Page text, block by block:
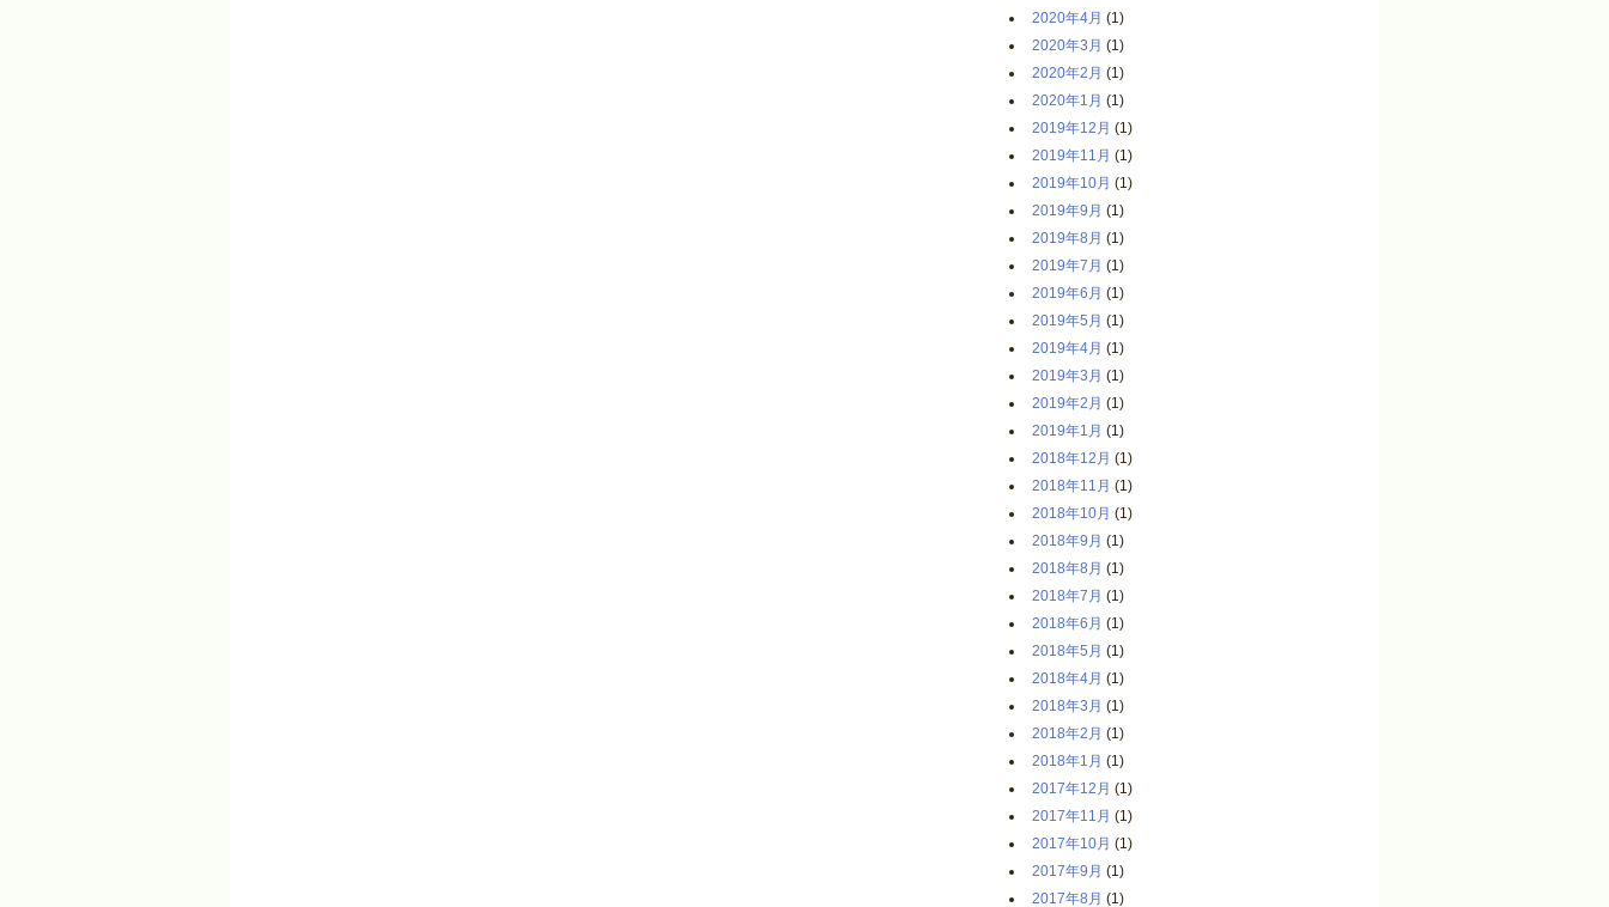
2020年4月 (1)
2020年3月 (1)
2020年2月 (1)
2020年1月 (1)
2019年12月 (1)
2019年11月 (1)
2019年10月 (1)
2019年9月 (1)
2019年8月 (1)
2019年7月 (1)
2019年6月 (1)
2019年5月 (1)
2019年4月 (1)
2019年3月 (1)
2019年2月 (1)
2019年1月 (1)
2018年12月 (1)
2018年11月 (1)
2018年10月 (1)
2018年9月 (1)
2018年8月 (1)
2018年7月 (1)
2018年6月 (1)
2018年5月 (1)
2018年4月 (1)
2018年3月 (1)
2018年2月 (1)
2018年1月 (1)
2017年12月 (1)
2017年11月 (1)
2017年10月 (1)
2017年9月 (1)
2017年8月 (1)